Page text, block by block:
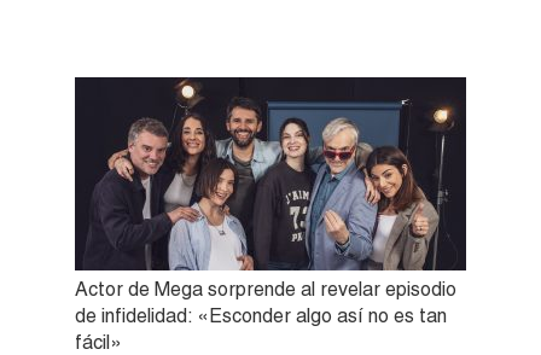
Actor de Mega sorprende al revelar episodio
de infidelidad: «Esconder algo así no es tan
fácil»